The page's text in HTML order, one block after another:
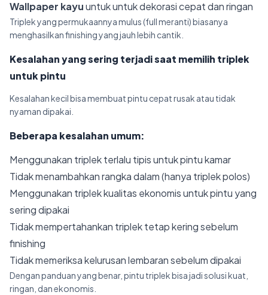
Wallpaper kayuuntuk untuk dekorasi cepat dan ringan
Triplek yang permukaannya mulus (full meranti) biasanya
menghasilkan finishing yang jauh lebih cantik.
Kesalahan yang sering terjadi saat memilih triplek
untuk pintu
Kesalahan kecil bisa membuat pintu cepat rusak atau tidak
nyaman dipakai.
Beberapa kesalahan umum:
Menggunakan triplek terlalu tipis untuk pintu kamar
Tidak menambahkan rangka dalam (hanya triplek polos)
Menggunakan triplek kualitas ekonomis untuk pintu yang
sering dipakai
Tidak mempertahankan triplek tetap kering sebelum
finishing
Tidak memeriksa kelurusan lembaran sebelum dipakai
Dengan panduan yang benar, pintu triplek bisa jadi solusi kuat,
ringan, dan ekonomis.